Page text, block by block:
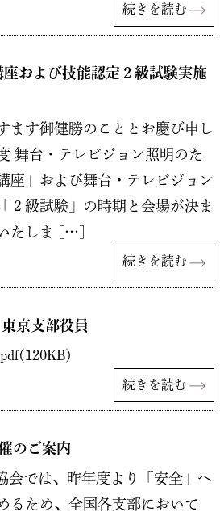
続きを読む
および技能認定２級試験実施
ます御健勝のこととお慶び申し
舞台・テレビジョン照明のた
座」および舞台・テレビジョン
２級試験」の時期と会場が決ま
たしま […]
続きを読む
京支部役員
続きを読む
のご案内
では、昨年度より「安全」へ
るため、全国各支部において